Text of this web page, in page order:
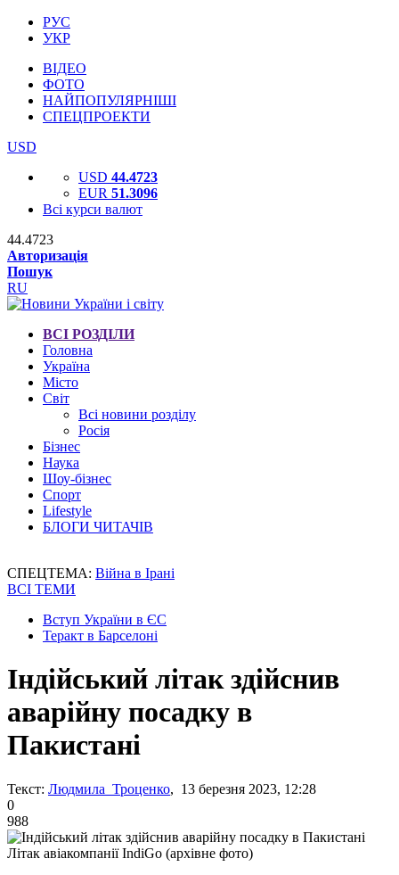
РУС
УКР
ВІДЕО
ФОТО
НАЙПОПУЛЯРНІШІ
СПЕЦПРОЕКТИ
USD
USD 44.4723
EUR 51.3096
Всі курси валют
44.4723
Авторизація
Пошук
RU
ВСІ РОЗДІЛИ
Головна
Україна
Місто
Світ
Всі новини розділу
Росія
Бізнес
Наука
Шоу-бізнес
Спорт
Lifestyle
БЛОГИ ЧИТАЧІВ
СПЕЦТЕМА: Війна в Ірані
ВСІ ТЕМИ
Вступ України в ЄС
Теракт в Барселоні
Індійський літак здійснив
аварійну посадку в
Пакистані
Текст: Людмила Троценко, 13 березня 2023, 12:28
0
988
Літак авіакомпанії IndiGo (архівне фото)